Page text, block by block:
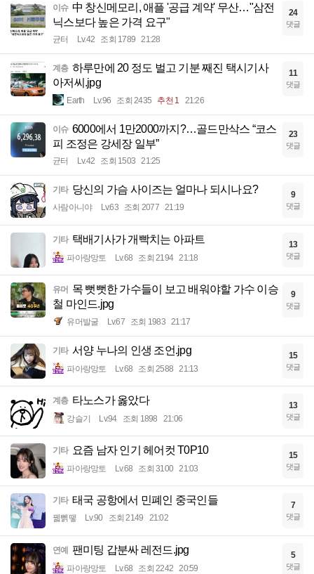
이슈 中 창신메모리, 애플 '공급 계약' 무산…"삼전
닉스보다 높은 가격 요구"
균터 Lv.42 조회 1789 21:28
24
댓글
계층 하루만에 20 정도 벌고 기분 째진 택시기사
아저씨.jpg
Earth Lv.96 조회 2435 추천 1 21:26
11
댓글
이슈 6000에서 1만2000까지?…골드만삭스 “코스
피 조정은 강세장 일부”
균터 Lv.42 조회 1503 21:25
23
댓글
기타 당신의 가슴 사이즈는 얼마나 되시나요?
사람아니야 Lv.63 조회 2077 21:19
9
댓글
기타 택배기사가 개빡치는 아파트
파아랑망토 Lv.68 조회 2194 21:18
13
댓글
유머 목 뻣뻣한 가수들이 보고 배워야할 가수 이승
철 마인드.jpg
유머발굴 Lv.67 조회 1983 21:17
9
댓글
기타 서양 누나의 인생 조언.jpg
파아랑망토 Lv.68 조회 2588 21:13
15
댓글
계층 타노스가 옳았다
강슬기 Lv.94 조회 1898 21:06
13
댓글
기타 요즘 남자 인기 헤어컷 T0P10
파아랑망토 Lv.68 조회 3100 21:03
15
댓글
기타 태국 공항에서 민폐인 중국인들
꿻뻵뗗 Lv.90 조회 2149 21:02
7
댓글
연예 팬미팅 갑분싸 레전드.jpg
파아랑망토 Lv.68 조회 2242 20:59
5
댓글